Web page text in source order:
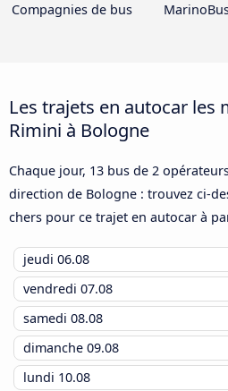
Compagnies de bus
Les trajets en autocar les
Rimini à Bologne
Chaque jour, 13 bus de 2
direction de Bologne : trouvez ci-
chers pour ce trajet en autocar à
jeudi 06.08
vendredi 07.08
samedi 08.08
dimanche 09.08
lundi 10.08